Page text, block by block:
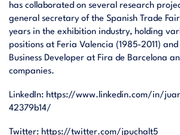
has collaborated on several research
general secretary of the Spanish Trade
years in the exhibition industry, holding
positions at Feria Valencia (1985-2011)
Business Developer at Fira de Barcelona
companies.
LinkedIn: https://www.linkedin.com/in/
42379b14/
Twitter: https://twitter.com/jpuchalt5